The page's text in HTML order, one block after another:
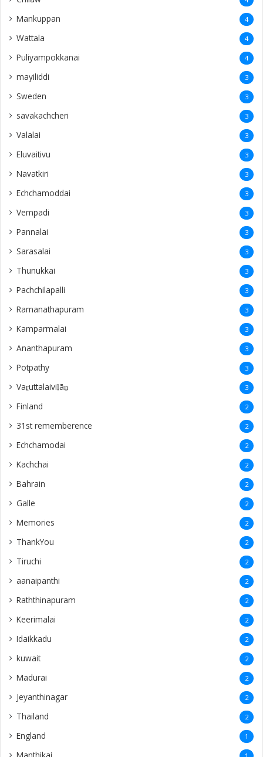
Mankuppan 4
Wattala 4
Puliyampokkanai 4
mayiliddi 3
Sweden 3
savakachcheri 3
Valalai 3
Eluvaitivu 3
Navatkiri 3
Echchamoddai 3
Vempadi 3
Pannalai 3
Sarasalai 3
Thunukkai 3
Pachchilapalli 3
Ramanathapuram 3
Kamparmalai 3
Ananthapuram 3
‎Potpathy 3
Vaṟuttalaiviḷāṉ 3
Finland 2
31st rememberence 2
Echchamodai 2
Kachchai 2
Bahrain 2
Galle 2
Memories 2
ThankYou 2
Tiruchi 2
aanaipanthi 2
Raththinapuram 2
Keerimalai 2
Idaikkadu 2
kuwait 2
Madurai 2
Jeyanthinagar 2
Thailand 2
England 1
Manthikai